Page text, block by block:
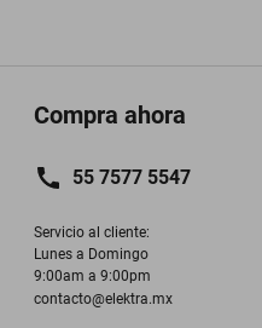
Compra ahora
55 7577 5547
Servicio al cliente:
Lunes a Domingo
9:00am a 9:00pm
contacto@elektra.mx